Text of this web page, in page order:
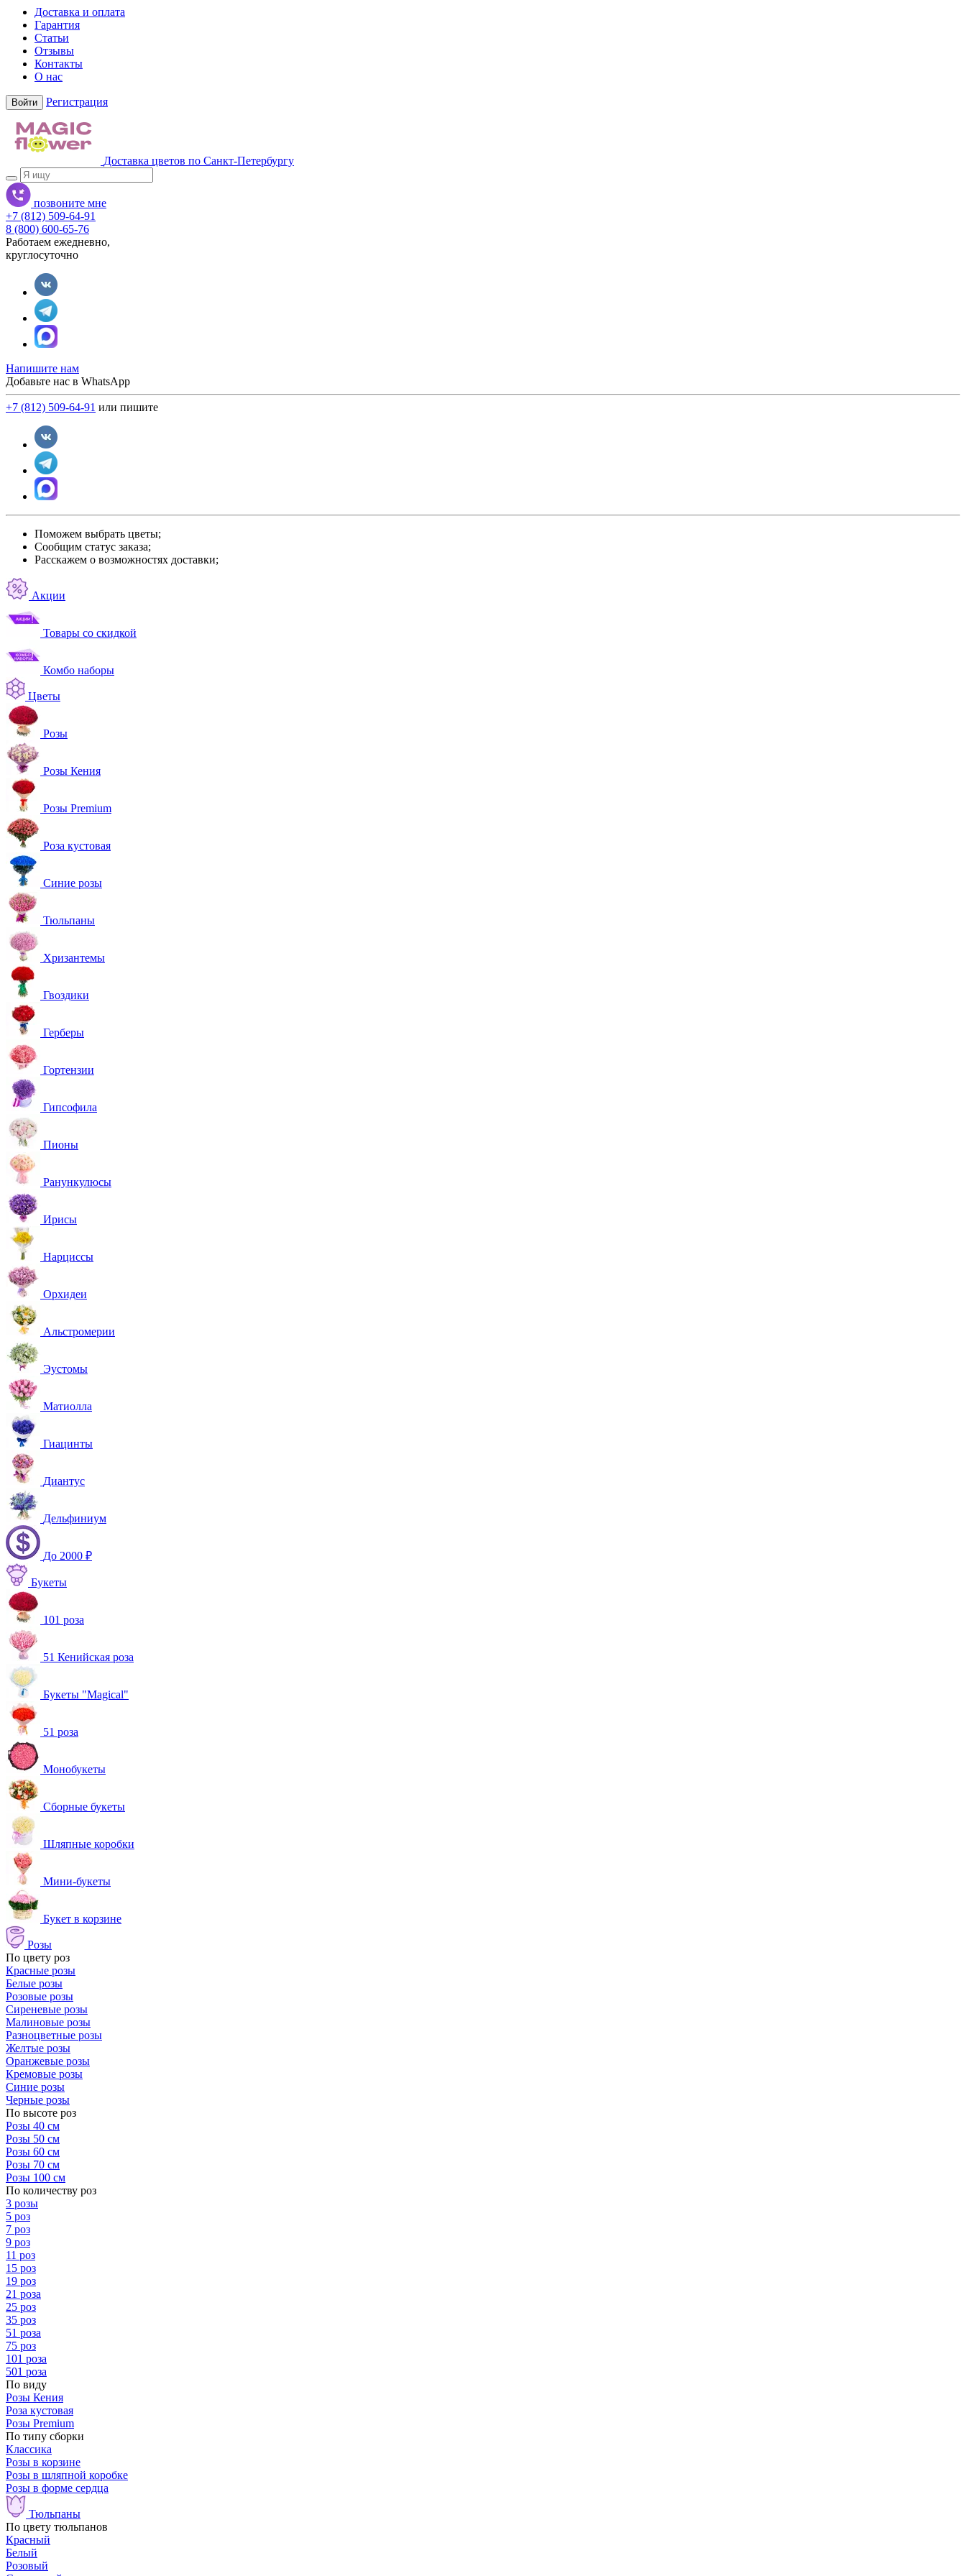
Доставка и оплата
Гарантия
Статьи
Отзывы
Контакты
О нас
Войти Регистрация
Доставка цветов по Санкт-Петербургу
позвоните мне
+7 (812) 509-64-91
8 (800) 600-65-76
Работаем ежедневно,
круглосуточно
Напишите нам
Добавьте нас в WhatsApp
+7 (812) 509-64-91 или пишите
Поможем выбрать цветы;
Сообщим статус заказа;
Расскажем о возможностях доставки;
Акции
Товары со скидкой
Комбо наборы
Цветы
Розы
Розы Кения
Розы Premium
Роза кустовая
Синие розы
Тюльпаны
Хризантемы
Гвоздики
Герберы
Гортензии
Гипсофила
Пионы
Ранункулюсы
Ирисы
Нарциссы
Орхидеи
Альстромерии
Эустомы
Матиолла
Гиацинты
Диантус
Дельфиниум
До 2000 ₽
Букеты
101 роза
51 Кенийская роза
Букеты "Magical"
51 роза
Монобукеты
Сборные букеты
Шляпные коробки
Мини-букеты
Букет в корзине
Розы
По цвету роз
Красные розы
Белые розы
Розовые розы
Сиреневые розы
Малиновые розы
Разноцветные розы
Желтые розы
Оранжевые розы
Кремовые розы
Синие розы
Черные розы
По высоте роз
Розы 40 см
Розы 50 см
Розы 60 см
Розы 70 см
Розы 100 см
По количеству роз
3 розы
5 роз
7 роз
9 роз
11 роз
15 роз
19 роз
21 роза
25 роз
35 роз
51 роза
75 роз
101 роза
501 роза
По виду
Розы Кения
Роза кустовая
Розы Premium
По типу сборки
Классика
Розы в корзине
Розы в шляпной коробке
Розы в форме сердца
Тюльпаны
По цвету тюльпанов
Красный
Белый
Розовый